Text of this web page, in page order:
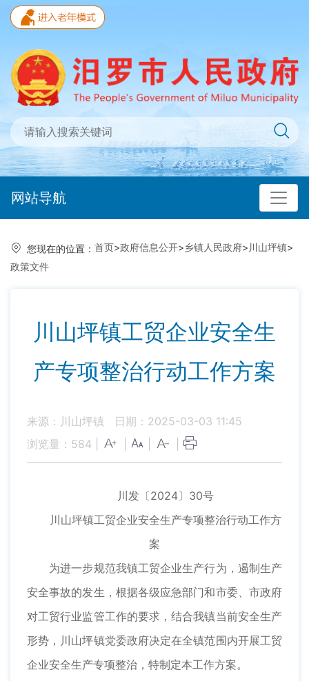
网站导航
您现在的位置： 首页>政府信息公开>乡镇人民政府> 川山坪镇>
政策文件
川山坪镇工贸企业安全生
产专项整治行动工作方案
来源：川山坪镇
日期：2025-03-03 11:45
浏览量： 584
川发〔2024〕30号
川山坪镇工贸企业安全生产专项整治行动工作方
案
为进一步规范我镇工贸企业生产行为，遏制生产
安全事故的发生，根据各级应急部门和市委、市政府
对工贸行业监管工作的要求，结合我镇当前安全生产
形势，川山坪镇党委政府决定在全镇范围内开展工贸
企业安全生产专项整治，特制定本工作方案。